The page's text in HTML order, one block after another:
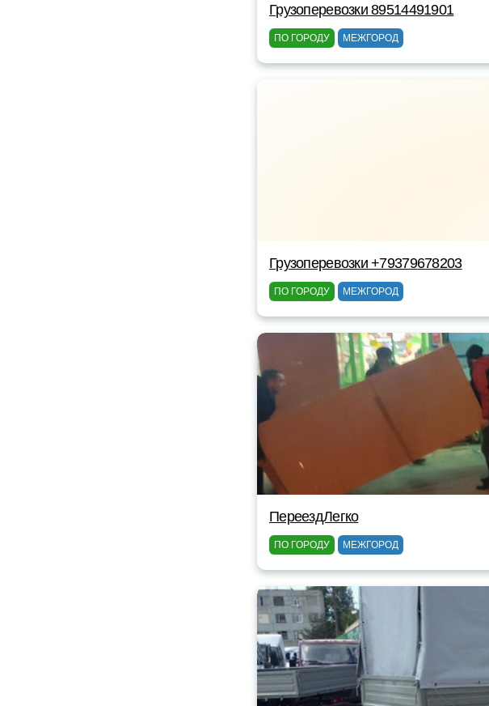
Грузоперевозки 89514491901
ПО ГОРОДУ МЕЖГОРОД
Грузоперевозки +79379678203
ПО ГОРОДУ МЕЖГОРОД
ПереездЛегко
ПО ГОРОДУ МЕЖГОРОД